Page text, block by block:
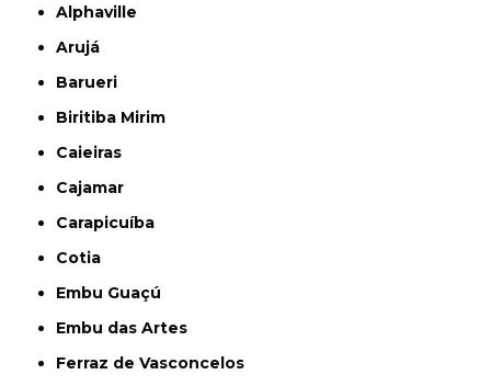
Alphaville
Arujá
Barueri
Biritiba Mirim
Caieiras
Cajamar
Carapicuíba
Cotia
Embu Guaçú
Embu das Artes
Ferraz de Vasconcelos